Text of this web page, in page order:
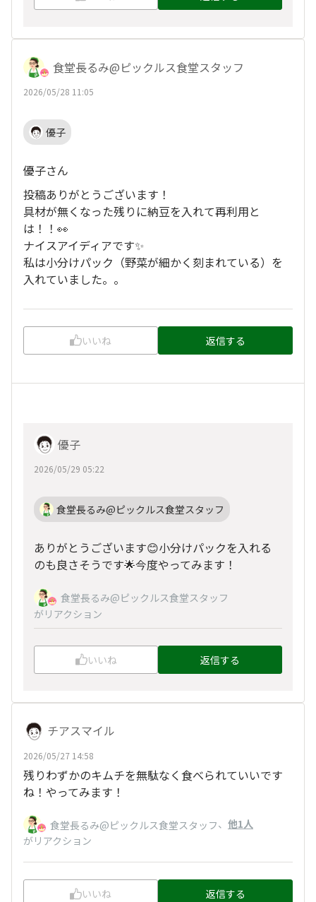
食堂長るみ@ピックルス食堂スタッフ
2026/05/28 11:05
優子
優子さん
投稿ありがとうございます！
具材が無くなった残りに納豆を入れて再利用と
は！！👀
ナイスアイディアです✨
私は小分けパック（野菜が細かく刻まれている）を
入れていました。。
いいね 返信する
優子
2026/05/29 05:22
食堂長るみ@ピックルス食堂スタッフ
ありがとうございます😊小分けパックを入れる
のも良さそうです🌟今度やってみます！
食堂長るみ@ピックルス食堂スタッフ
がリアクション
いいね 返信する
チアスマイル
2026/05/27 14:58
残りわずかのキムチを無駄なく食べられていいです
ね！やってみます！
食堂長るみ@ピックルス食堂スタッフ、 他1人
がリアクション
いいね 返信する